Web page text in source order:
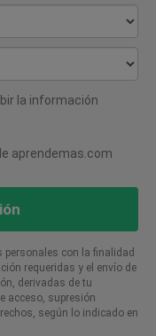
la información
aprendemas.com
personales con la finalidad
requeridas y el envío de
derivadas de tu
acceso, supresión
según lo indicado en